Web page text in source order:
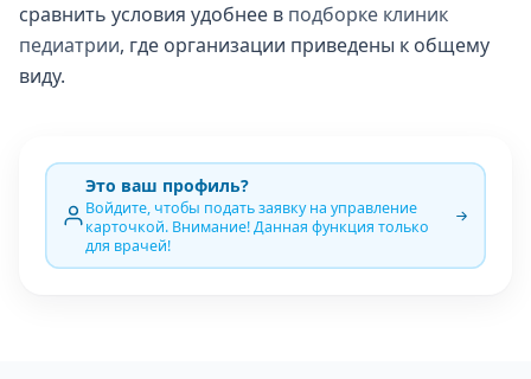
сравнить условия удобнее в подборке клиник
педиатрии, где организации приведены к общему
виду.
Это ваш профиль?
Войдите, чтобы подать заявку на управление
карточкой. Внимание! Данная функция только
для врачей!